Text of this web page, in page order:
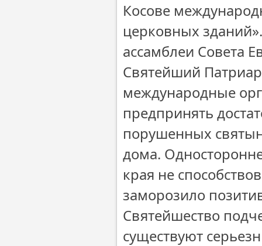
Косове
церковных
ассамблеи Совета
Святейший
международные
предпринять
порушенных
дома.
края не
заморозило
Святейшество
существуют